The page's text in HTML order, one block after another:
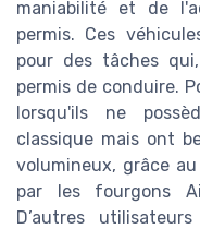
maniabilité et de
permis. Ces
pour des tâches
permis de conduire.
lorsqu'ils ne
classique mais ont
volumineux, grâce
par les fourgons
D’autres